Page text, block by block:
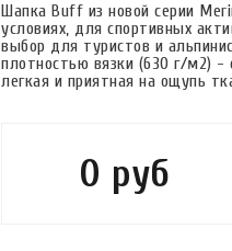
Шапка Buff из новой серии
условиях, для спортивных
выбор для туристов и
плотностью вязки (630 г/м2) -
легкая и приятная на ощупь
0 руб